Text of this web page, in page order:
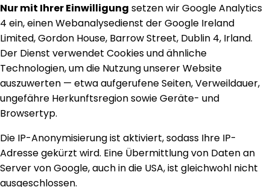
Nur mit Ihrer Einwilligung setzen wir Google Analytics
4 ein, einen Webanalysedienst der Google Ireland
Limited, Gordon House, Barrow Street, Dublin 4, Irland.
Der Dienst verwendet Cookies und ähnliche
Technologien, um die Nutzung unserer Website
auszuwerten — etwa aufgerufene Seiten, Verweildauer,
ungefähre Herkunftsregion sowie Geräte- und
Browsertyp.
Die IP-Anonymisierung ist aktiviert, sodass Ihre IP-
Adresse gekürzt wird. Eine Übermittlung von Daten an
Server von Google, auch in die USA, ist gleichwohl nicht
ausgeschlossen.